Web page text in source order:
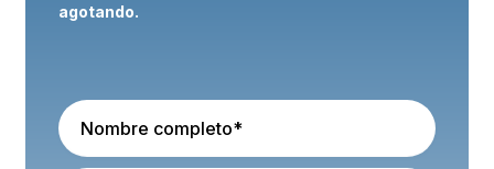
agotando.
Full Name